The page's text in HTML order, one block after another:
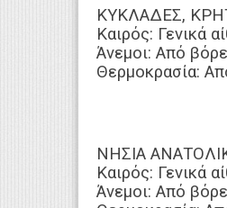
ΚΥΚΛΑΔΕΣ,
Καιρός: Γενικά
Άνεμοι: Από
Θερμοκρασία:
ΝΗΣΙΑ
Καιρός: Γενικά
Άνεμοι: Από